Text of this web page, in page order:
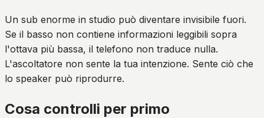
Un sub enorme in studio può diventare invisibile fuori.
Se il basso non contiene informazioni leggibili sopra
l'ottava più bassa, il telefono non traduce nulla.
L'ascoltatore non sente la tua intenzione. Sente ciò che
lo speaker può riprodurre.
Cosa controlli per primo